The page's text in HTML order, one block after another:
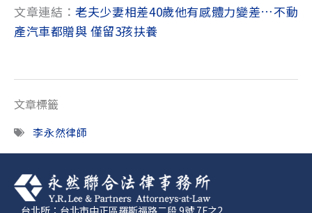
文章連結：老夫少妻相差40歲他有感體力變差…不動
產汽車都贈與 僅留3孩扶養
文章標籤
李永然律師
台北所：台北市中正區羅斯福路二段 9號 7F之2